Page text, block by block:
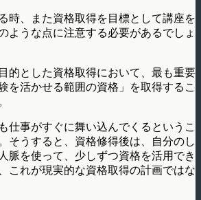
時、また資格取得を目標として講座を
ような点に注意する必要があるでしょ
的とした資格取得において、最も重要
を活かせる範囲の資格」を取得するこ
仕事がすぐに舞い込んでくるというこ
そうすると、資格修得後は、自分のし
脈を使って、少しずつ資格を活用でき
これが現実的な資格取得の計画ではな